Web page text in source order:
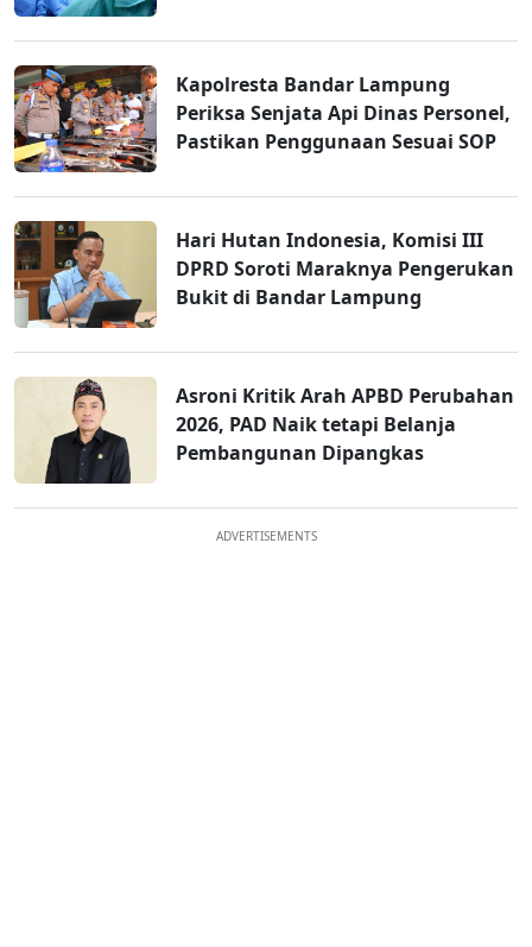
Kapolresta Bandar Lampung
Periksa Senjata Api Dinas Personel,
Pastikan Penggunaan Sesuai SOP
Hari Hutan Indonesia, Komisi III
DPRD Soroti Maraknya Pengerukan
Bukit di Bandar Lampung
Asroni Kritik Arah APBD Perubahan
2026, PAD Naik tetapi Belanja
Pembangunan Dipangkas
ADVERTISEMENTS